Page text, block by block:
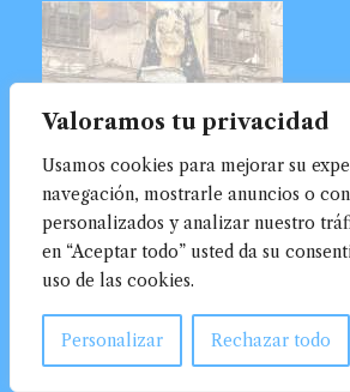
Valoramos tu privacidad
Usamos cookies para mejorar su
navegación, mostrarle anuncios o
personalizados y analizar nuestro
en “Aceptar todo” usted da su
uso de las cookies.
Personalizar Rechazar todo